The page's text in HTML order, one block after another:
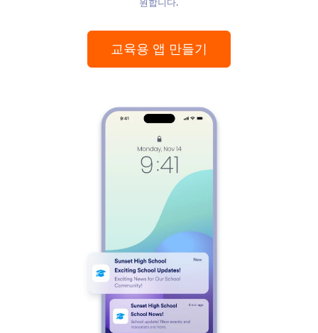
원합니다.
교육용 앱 만들기